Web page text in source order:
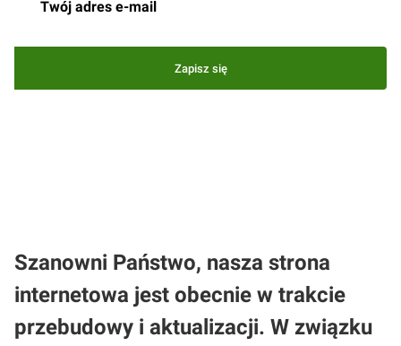
Zapisz się
Szanowni Państwo, nasza strona
internetowa jest obecnie w trakcie
przebudowy i aktualizacji. W związku